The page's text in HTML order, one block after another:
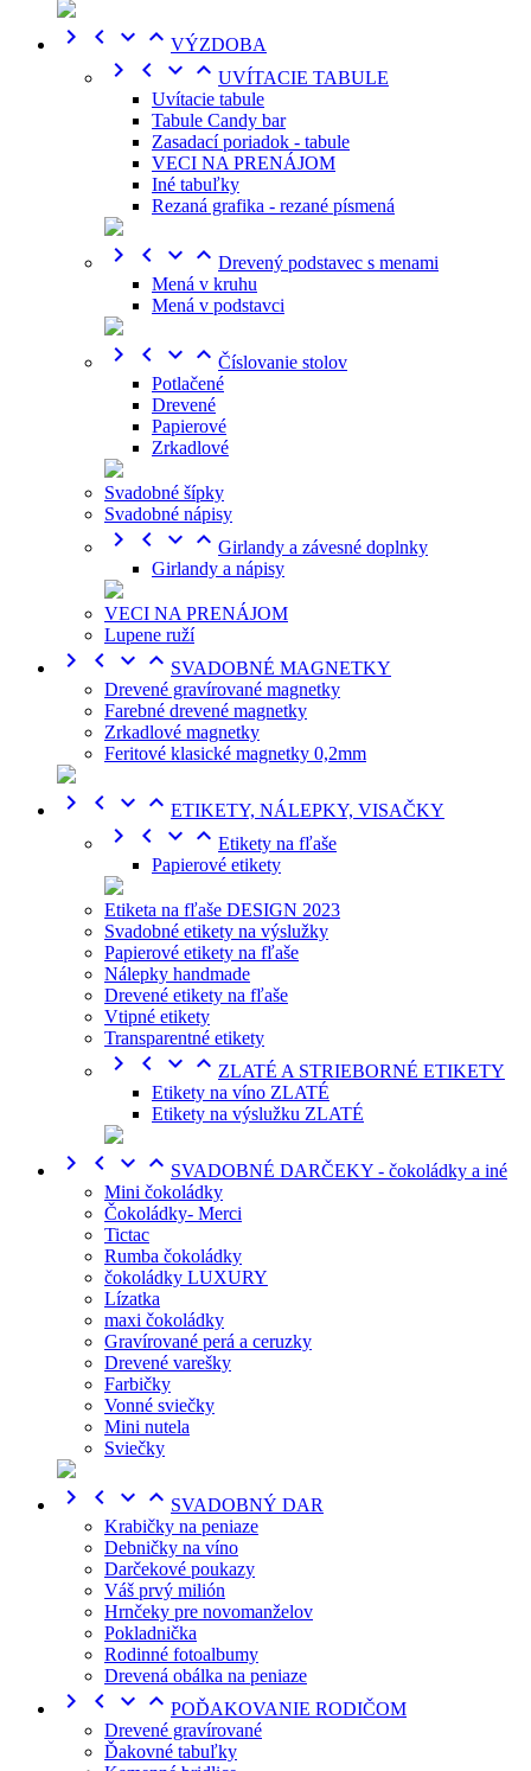
    VÝZDOBA
    UVÍTACIE TABULE
Uvítacie tabule
Tabule Candy bar
Zasadací poriadok - tabule
VECI NA PRENÁJOM
Iné tabuľky
Rezaná grafika - rezané písmená
    Drevený podstavec s menami
Mená v kruhu
Mená v podstavci
    Číslovanie stolov
Potlačené
Drevené
Papierové
Zrkadlové
Svadobné šípky
Svadobné nápisy
    Girlandy a závesné doplnky
Girlandy a nápisy
VECI NA PRENÁJOM
Lupene ruží
    SVADOBNÉ MAGNETKY
Drevené gravírované magnetky
Farebné drevené magnetky
Zrkadlové magnetky
Feritové klasické magnetky 0,2mm
    ETIKETY, NÁLEPKY, VISAČKY
    Etikety na fľaše
Papierové etikety
Etiketa na fľaše DESIGN 2023
Svadobné etikety na výslužky
Papierové etikety na fľaše
Nálepky handmade
Drevené etikety na fľaše
Vtipné etikety
Transparentné etikety
    ZLATÉ A STRIEBORNÉ ETIKETY
Etikety na víno ZLATÉ
Etikety na výslužku ZLATÉ
    SVADOBNÉ DARČEKY - čokoládky a iné
Mini čokoládky
Čokoládky- Merci
Tictac
Rumba čokoládky
čokoládky LUXURY
Lízatka
maxi čokoládky
Gravírované perá a ceruzky
Drevené varešky
Farbičky
Vonné sviečky
Mini nutela
Sviečky
    SVADOBNÝ DAR
Krabičky na peniaze
Debničky na víno
Darčekové poukazy
Váš prvý milión
Hrnčeky pre novomanželov
Pokladnička
Rodinné fotoalbumy
Drevená obálka na peniaze
    POĎAKOVANIE RODIČOM
Drevené gravírované
Ďakovné tabuľky